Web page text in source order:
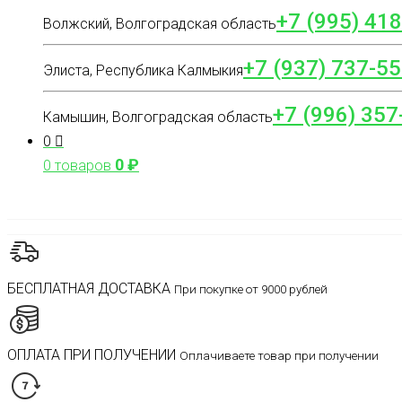
Волжский, Волгоградская область+7 (995)
Элиста, Республика Калмыкия+7 (937) 737-
Камышин, Волгоградская область+7 (996)
0
0 товаров 0₽
БЕСПЛАТНАЯ ДОСТАВКА При покупке от 9000 рублей
ОПЛАТА ПРИ ПОЛУЧЕНИИ Оплачиваете товар при получении